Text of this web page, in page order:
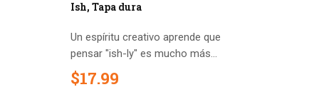
Ish, Tapa dura
Un espíritu creativo aprende que
pensar "ish-ly" es mucho más...
$17.99